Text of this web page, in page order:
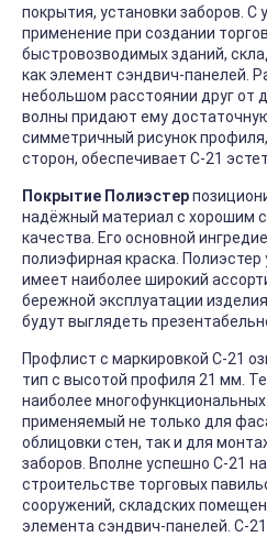
покрытия, установки заборов. С
применение при создании
быстровозводимых зданий,
как элемент сэндвич-панелей.
небольшом расстоянии друг от
волны придают ему
симметричный рисунок
сторон, обеспечивает С-21
Покрытие Полиэстер
надёжный материал с хорошим
качества. Его основной
полиэфирная краска. Полиэстер
имеет наиболее широкий
бережной эксплуатации
будут выглядеть
Профлист с маркировкой С-21
тип с высотой профиля 21 мм.
наиболее
применяемый не только для
облицовки стен, так и для
заборов. Вполне успешно С-21
строительстве торговых
сооружений, складских
элемента сэндвич-панелей. С-